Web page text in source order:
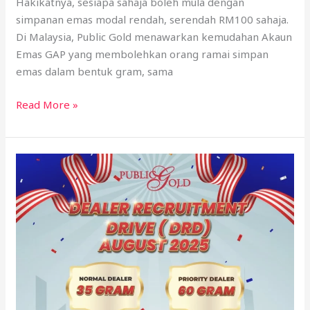
simpanan emas modal rendah, serendah RM100 sahaja.
Di Malaysia, Public Gold menawarkan kemudahan Akaun
Emas GAP yang membolehkan orang ramai simpan
emas dalam bentuk gram, sama
Read More »
Cara
Jadi
Dealer
Public